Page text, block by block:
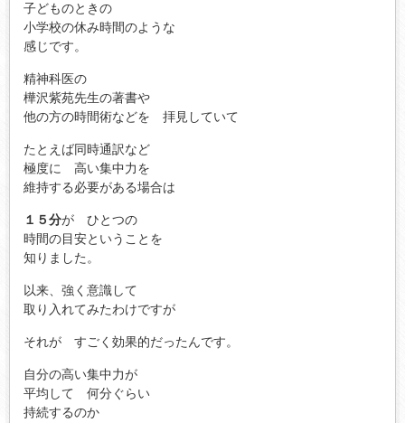
子どものときの
小学校の休み時間のような
感じです。
精神科医の
樺沢紫苑先生の著書や
他の方の時間術などを 拝見していて
たとえば同時通訳など
極度に 高い集中力を
維持する必要がある場合は
１５分が ひとつの
時間の目安ということを
知りました。
以来、強く意識して
取り入れてみたわけですが
それが すごく効果的だったんです。
自分の高い集中力が
平均して 何分ぐらい
持続するのか